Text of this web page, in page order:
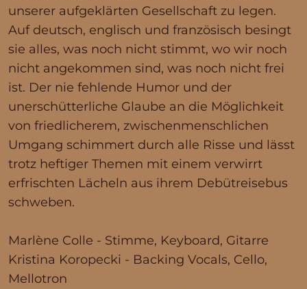
unserer aufgeklärten Gesellschaft zu legen.
Auf deutsch, englisch und französisch besingt
sie alles, was noch nicht stimmt, wo wir noch
nicht angekommen sind, was noch nicht frei
ist. Der nie fehlende Humor und der
unerschütterliche Glaube an die Möglichkeit
von friedlicherem, zwischenmenschlichen
Umgang schimmert durch alle Risse und lässt
trotz heftiger Themen mit einem verwirrt
erfrischten Lächeln aus ihrem Debütreisebus
schweben.
Marlène Colle - Stimme, Keyboard, Gitarre
Kristina Koropecki - Backing Vocals, Cello,
Mellotron